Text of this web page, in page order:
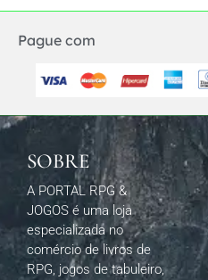
Pague com
SOBRE
A PORTAL RPG &
JOGOS é uma loja
especializada no
comércio de livros de
RPG, jogos de tabuleiro,